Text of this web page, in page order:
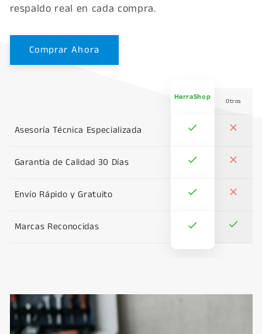
respaldo real en cada compra.
Comprar Ahora
HerraShop Otros
Asesoría Técnica Especializada
Garantía de Calidad 30 Días
Envío Rápido y Gratuito
Marcas Reconocidas